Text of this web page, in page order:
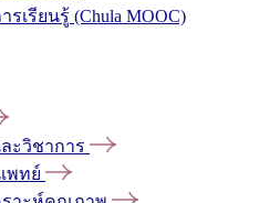
เรียนรู้ (Chula MOOC)
ะวิชาการ
พทย์